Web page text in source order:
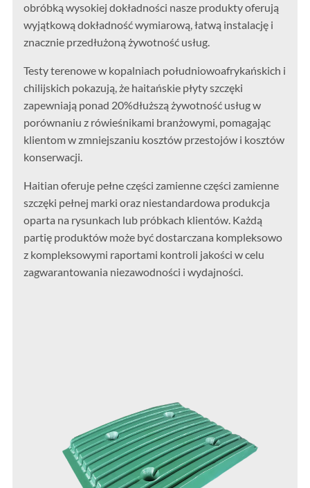
obróbką wysokiej dokładności nasze produkty oferują
wyjątkową dokładność wymiarową, łatwą instalację i
znacznie przedłużoną żywotność usług.
Testy terenowe w kopalniach południowoafrykańskich i
chilijskich pokazują, że haitańskie płyty szczęki
zapewniają ponad 20%dłuższą żywotność usług w
porównaniu z rówieśnikami branżowymi, pomagając
klientom w zmniejszaniu kosztów przestojów i kosztów
konserwacji.
Haitian oferuje pełne części zamienne części zamienne
szczęki pełnej marki oraz niestandardowa produkcja
oparta na rysunkach lub próbkach klientów. Każdą
partię produktów może być dostarczana kompleksowo
z kompleksowymi raportami kontroli jakości w celu
zagwarantowania niezawodności i wydajności.